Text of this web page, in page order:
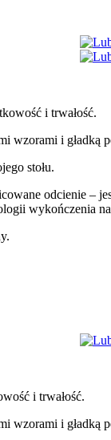
i trwałość.
i gładką
stołu.
odcienie –
wykończenia
i trwałość.
i gładką